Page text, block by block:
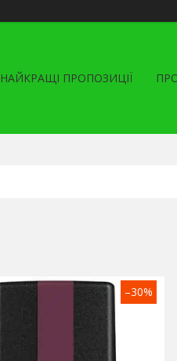
НАЙКРАЩІ ПРОПОЗИЦІЇ
–30%